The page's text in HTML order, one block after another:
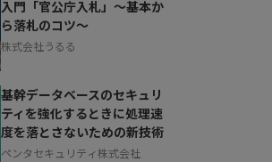
入門「官公庁入札」～基本か
ら落札のコツ～
株式会社うるる
基幹データベースのセキュリ
ティを強化するときに処理速
度を落とさないための新技術
ペンタセキュリティ株式会社